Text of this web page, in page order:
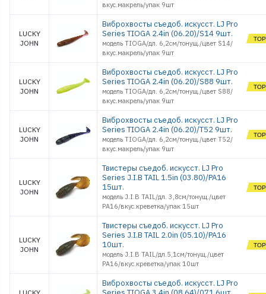
вкус.макрель/упак 9шт
LUCKY
JOHN
Виброхвосты съедоб. искусст. LJ Pro
Series TIOGA 2.4in (06.20)/S14 9шт.
модель TIOGA/дл. 6,2см/тонущ./цвет S14/
вкус.макрель/упак 9шт
LUCKY
JOHN
Виброхвосты съедоб. искусст. LJ Pro
Series TIOGA 2.4in (06.20)/S88 9шт.
модель TIOGA/дл. 6,2см/тонущ./цвет S88/
вкус.макрель/упак 9шт
LUCKY
JOHN
Виброхвосты съедоб. искусст. LJ Pro
Series TIOGA 2.4in (06.20)/T52 9шт.
модель TIOGA/дл. 6,2см/тонущ./цвет T52/
вкус.макрель/упак 9шт
LUCKY
JOHN
Твистеры съедоб. искусст. LJ Pro
Series J.I.B TAIL 1.5in (03.80)/PA16
15шт.
модель J.I.B TAIL/дл. 3,8см/тонущ./цвет
PA16/вкус.креветка/упак 15шт
LUCKY
JOHN
Твистеры съедоб. искусст. LJ Pro
Series J.I.B TAIL 2.0in (05.10)/PA16
10шт.
модель J.I.B TAIL/дл.5,1см/тонущ./цвет
PA16/вкус.креветка/упак 10шт
Виброхвосты съедоб. искусст. LJ Pro